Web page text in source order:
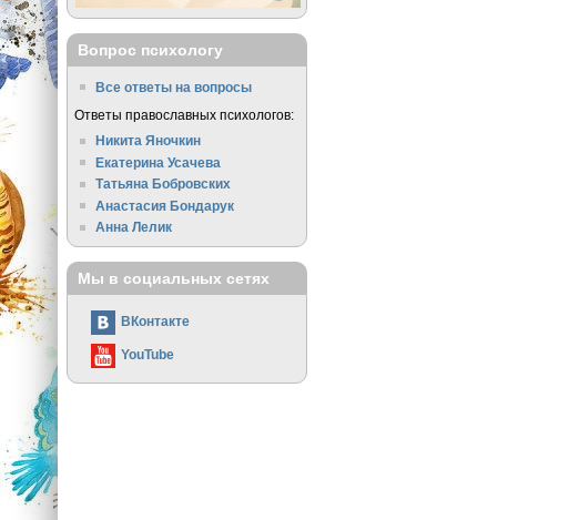
Вопрос психологу
Все ответы на вопросы
Ответы православных психологов:
Никита Яночкин
Екатерина Усачева
Татьяна Бобровских
Анастасия Бондарук
Анна Лелик
Мы в социальных сетях
ВКонтакте
YouTube